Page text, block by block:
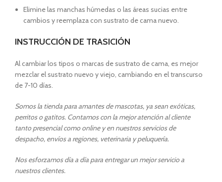
Elimine las manchas húmedas o las áreas sucias entre
cambios y reemplaza con sustrato de cama nuevo.
INSTRUCCIÓN DE TRASICIÓN
Al cambiar los tipos o marcas de sustrato de cama, es mejor
mezclar el sustrato nuevo y viejo, cambiando en el transcurso
de 7-10 días.
Somos la tienda para amantes de mascotas, ya sean exóticas,
perritos o gatitos. Contamos con la mejor atención al cliente
tanto presencial como online y en nuestros servicios de
despacho, envíos a regiones, veterinaria y peluquería.
Nos esforzamos día a día para entregar un mejor servicio a
nuestros clientes.